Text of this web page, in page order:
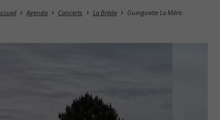
Agenda Concerts La Brède Guinguette La Méric